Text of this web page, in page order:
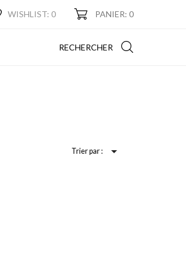
WISHLIST: 0 PANIER: 0
RECHERCHER
Trier par : 